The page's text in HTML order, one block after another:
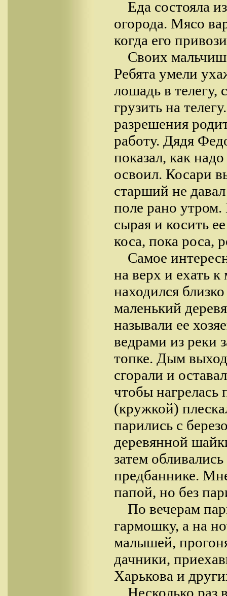
Еда состояла
огорода. Мясо
когда его
Своих
Ребята умели
лошадь в телегу,
грузить на
разрешения
работу. Дядя
показал, как
освоил. Косари
старший не
поле рано утром.
сырая и косить
коса, пока роса,
Самое
на верх и ехать
находился
маленький
называли ее
ведрами из реки
топке. Дым
сгорали и
чтобы нагрелась
(кружкой)
парились с
деревянной
затем
предбаннике.
папой, но без
По вечерам
гармошку, а на
малышей,
дачники,
Харькова и
Несколько